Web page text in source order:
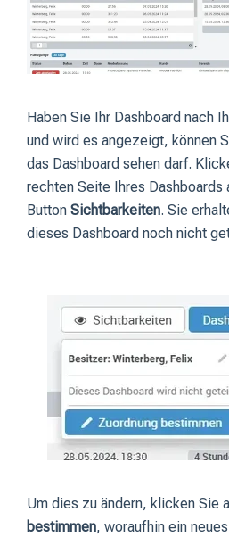
Haben Sie Ihr Dashboard nach
und wird es angezeigt, können
das Dashboard sehen darf.
rechten Seite Ihres Dashboards
Button Sichtbarkeiten. Sie
dieses Dashboard noch nicht
Um dies zu ändern, klicken Sie
bestimmen, woraufhin ein